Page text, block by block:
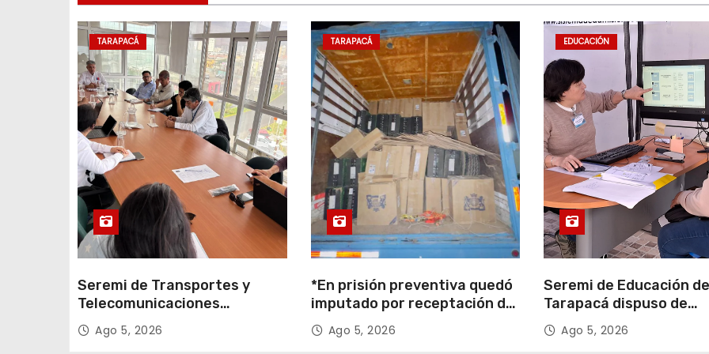
e
n
t
r
a
d
a
s
TARAPACÁ
Seremi de Transportes y
Telecomunicaciones
encabezó primera mesa de
coordinación para el retiro de
Ago 5, 2026
TARAPACÁ
*En prisión preventiva quedó
imputado por receptación de
cigarrillos avaluados en
$1.600 millones*
Ago 5, 2026
EDUCACIÓN
Seremi de Educación de
Tarapacá dispuso de
facilitadores para
proceso de Admisión
Ago 5, 2026